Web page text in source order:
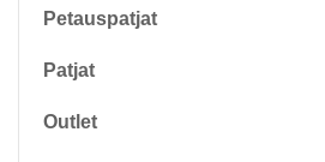
Petauspatjat
Patjat
Outlet